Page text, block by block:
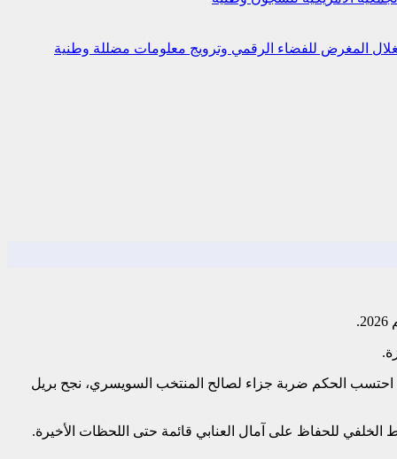
المغرض للفضاء الرقمي وترويج معلومات مضللة وطنية
بصورة جيدة، وكاد أن يفتتح التسجيل مبكرا عبر إدميلسون جونيور، قبل أن تتغير مجريات اللقاء في الدقيقة 14 عندما احتسب الحكم ضربة جزاء لصالح المنتخب السويسري، نجح بريل
للحفاظ على آمال العنابي قائمة حتى اللحظات الأخيرة.